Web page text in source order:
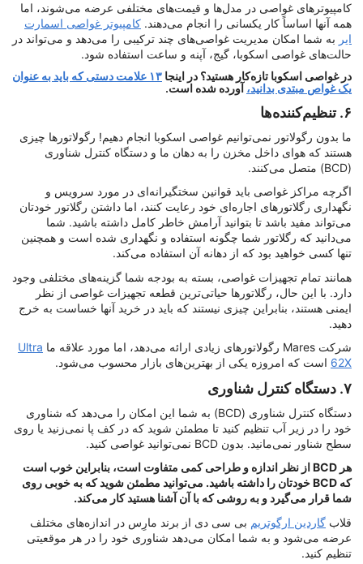
کامپیوترهای غواصی در مدل‌ها و قیمت‌های مختلفی عرضه می‌شوند، اما
همه آنها اساساً کار یکسانی را انجام می‌دهند. کامپیوتر غواصی اسمارت
ایر به شما امکان مدیریت غواصی‌های چند ترکیبی را می‌دهد و می‌تواند در
حالت‌های غواصی اسکوبا، گیج، آپنه و ساعت استفاده شود.
در غواصی اسکوبا تازه‌کار هستید؟ در اینجا
۱۳ علامت دستی که باید به عنوان
یک غواص مبتدی بدانید، آورده شده است.
۶. تنظیم‌کننده‌ها
ما بدون رگولاتور نمی‌توانیم غواصی اسکوبا انجام دهیم! رگولاتورها چیزی
هستند که هوای داخل مخزن را به دهان ما و دستگاه کنترل شناوری
(BCD) متصل می‌کنند.
اگرچه مراکز غواصی باید قوانین سختگیرانه‌ای در مورد سرویس و
نگهداری رگلاتورهای اجاره‌ای خود رعایت کنند، اما داشتن رگلاتور خودتان
می‌تواند مفید باشد تا بتوانید آرامش خاطر کامل داشته باشید. شما
می‌دانید که رگلاتور شما چگونه استفاده و نگهداری شده است و همچنین
تنها کسی خواهید بود که از دهانه آن استفاده می‌کند.
همانند تمام تجهیزات غواصی، بسته به بودجه شما گزینه‌های مختلفی وجود
دارد. با این حال، رگلاتورها حیاتی‌ترین قطعه تجهیزات غواصی از نظر
ایمنی هستند، بنابراین چیزی نیستند که باید در خرید آنها خساست به خرج
دهید.
شرکت Mares رگولاتورهای زیادی ارائه می‌دهد، اما مورد علاقه ما
Ultra
62X است که امروزه یکی از بهترین‌های بازار محسوب می‌شود.
۷. دستگاه کنترل شناوری
دستگاه کنترل شناوری (BCD) به شما این امکان را می‌دهد که شناوری
خود را در زیر آب تنظیم کنید تا مطمئن شوید که در کف پا نمی‌زنید یا روی
سطح شناور نمی‌مانید. بدون BCD نمی‌توانید غواصی کنید.
هر BCD از نظر اندازه و طراحی کمی متفاوت است، بنابراین خوب است
که BCD خودتان را داشته باشید. می‌توانید مطمئن شوید که به خوبی روی
شما قرار می‌گیرد و به روشی که با آن آشنا هستید کار می‌کند.
قلاب گاردین ارگوتریم بی سی دی از برند مارِس در اندازه‌های مختلف
عرضه می‌شود و به شما امکان می‌دهد شناوری خود را در هر موقعیتی
تنظیم کنید.